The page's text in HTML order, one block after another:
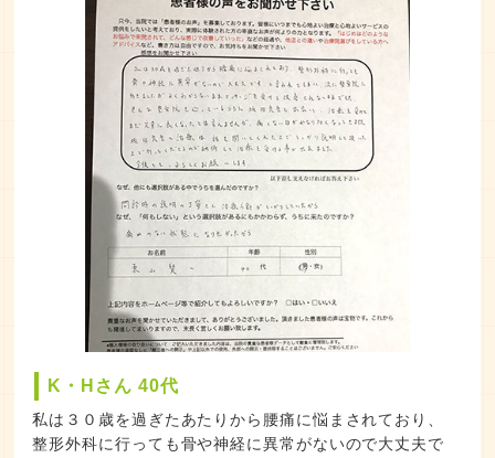
K・Hさん 40代
私は３０歳を過ぎたあたりから腰痛に悩まされており、
整形外科に行っても骨や神経に異常がないので大丈夫で